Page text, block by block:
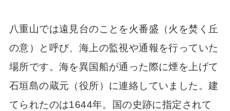
八重山では遠見台のことを火番盛（火を焚く丘
の意）と呼び、海上の監視や通報を行っていた
場所です。海を異国船が通った際に煙を上げて
石垣島の蔵元（役所）に連絡していました。建
てられたのは1644年。国の史跡に指定されて